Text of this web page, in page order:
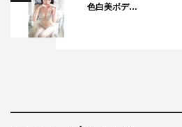
色白美ボデ…